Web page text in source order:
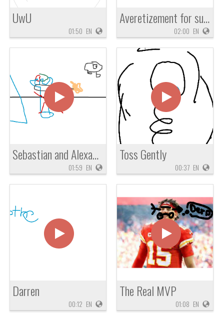
UwU
01:50 EN
Averetizement for supreme gamer youtube
02:00 EN
Sebastian and Alexander's Animation Collaboration
01:59 EN
Toss Gently
00:37 EN
Darren
00:12 EN
The Real MVP
01:08 EN